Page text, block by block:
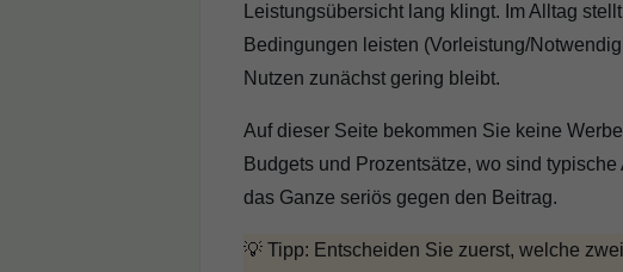
Leistungsübersicht lang klingt. Im Alltag
Bedingungen leisten (Vorleistung/
Nutzen zunächst gering bleibt.
Auf dieser Seite bekommen Sie keine
Budgets und Prozentsätze, wo sind
das Ganze seriös gegen den Beitrag.
💡 Tipp: Entscheiden Sie zuerst, welche